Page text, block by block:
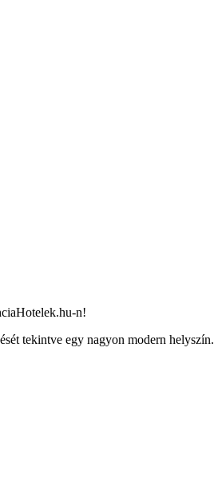
n!
tekintve egy nagyon modern helyszín.